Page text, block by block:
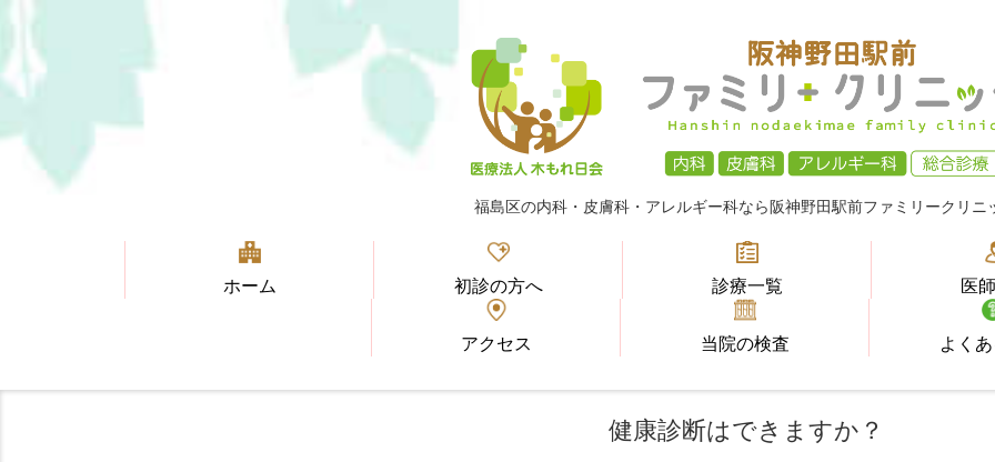
福島区の内科・皮膚科・アレルギー科なら 阪神野田駅前ファミリークリニ
ホーム 初診の方へ 診療一覧 医
アクセス 当院の検査 よく
健康診断はできますか？